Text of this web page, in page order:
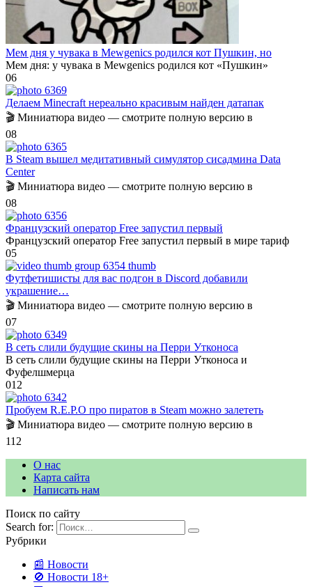
Мем дня у чувака в Mewgenics родился кот Пушкин, но
Мем дня: у чувака в Mewgenics родился кот «Пушкин»
06
Делаем Minecraft нереально красивым найден датапак
🎬 Миниатюра видео — смотрите полную версию в
08
В Steam вышел медитативный симулятор сисадмина Data
Center
🎬 Миниатюра видео — смотрите полную версию в
08
Французский оператор Free запустил первый
Французский оператор Free запустил первый в мире тариф
05
Футфетишисты для вас подгон в Discord добавили
украшение…
🎬 Миниатюра видео — смотрите полную версию в
07
В сеть слили будущие скины на Перри Утконоса
В сеть слили будущие скины на Перри Утконоса и
Фуфелшмерца
012
Пробуем R.E.P.O про пиратов в Steam можно залететь
🎬 Миниатюра видео — смотрите полную версию в
112
О нас
Карта сайта
Написать нам
Поиск по сайту
Search for:
Рубрики
📰 Новости
🚫 Новости 18+